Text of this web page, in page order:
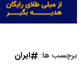
برچسب ها: ایران